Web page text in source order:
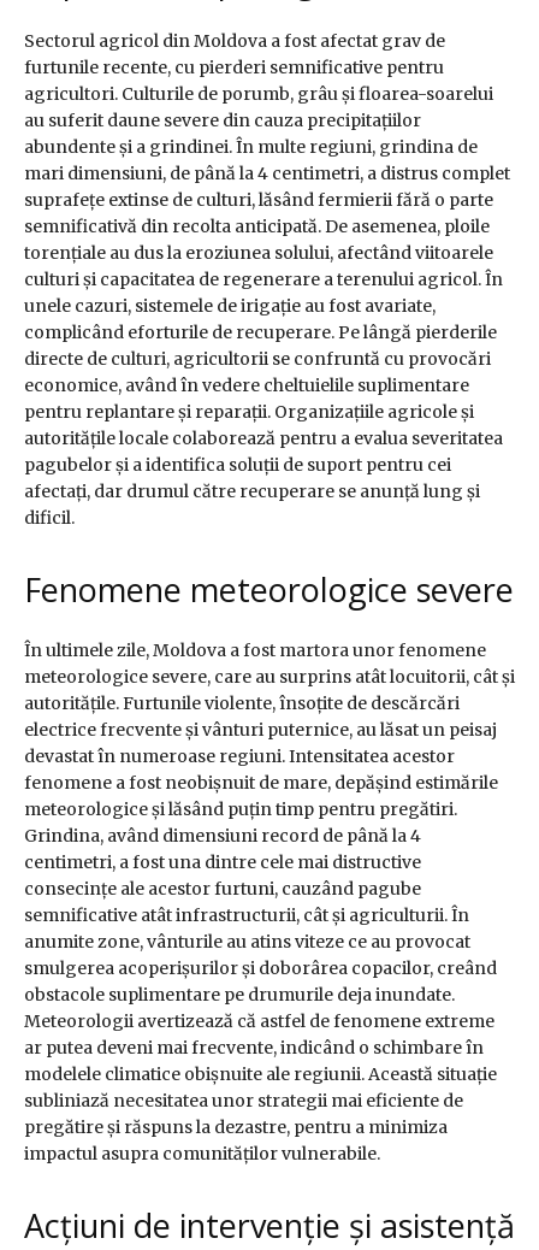
Sectorul agricol din Moldova a fost afectat grav de
furtunile recente, cu pierderi semnificative pentru
agricultori. Culturile de porumb, grâu și floarea-soarelui
au suferit daune severe din cauza precipitațiilor
abundente și a grindinei. În multe regiuni, grindina de
mari dimensiuni, de până la 4 centimetri, a distrus complet
suprafețe extinse de culturi, lăsând fermierii fără o parte
semnificativă din recolta anticipată. De asemenea, ploile
torențiale au dus la eroziunea solului, afectând viitoarele
culturi și capacitatea de regenerare a terenului agricol. În
unele cazuri, sistemele de irigație au fost avariate,
complicând eforturile de recuperare. Pe lângă pierderile
directe de culturi, agricultorii se confruntă cu provocări
economice, având în vedere cheltuielile suplimentare
pentru replantare și reparații. Organizațiile agricole și
autoritățile locale colaborează pentru a evalua severitatea
pagubelor și a identifica soluții de suport pentru cei
afectați, dar drumul către recuperare se anunță lung și
dificil.
Fenomene meteorologice severe
În ultimele zile, Moldova a fost martora unor fenomene
meteorologice severe, care au surprins atât locuitorii, cât și
autoritățile. Furtunile violente, însoțite de descărcări
electrice frecvente și vânturi puternice, au lăsat un peisaj
devastat în numeroase regiuni. Intensitatea acestor
fenomene a fost neobișnuit de mare, depășind estimările
meteorologice și lăsând puțin timp pentru pregătiri.
Grindina, având dimensiuni record de până la 4
centimetri, a fost una dintre cele mai distructive
consecințe ale acestor furtuni, cauzând pagube
semnificative atât infrastructurii, cât și agriculturii. În
anumite zone, vânturile au atins viteze ce au provocat
smulgerea acoperișurilor și doborârea copacilor, creând
obstacole suplimentare pe drumurile deja inundate.
Meteorologii avertizează că astfel de fenomene extreme
ar putea deveni mai frecvente, indicând o schimbare în
modelele climatice obișnuite ale regiunii. Această situație
subliniază necesitatea unor strategii mai eficiente de
pregătire și răspuns la dezastre, pentru a minimiza
impactul asupra comunităților vulnerabile.
Acțiuni de intervenție și asistență